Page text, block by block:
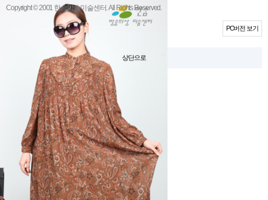
Copyright © 2001 한솜방송미술센터. All Rights Reserved.
고객센터 연결하기 PC버전 보기
상단으로